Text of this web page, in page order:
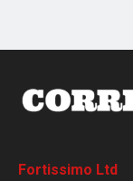
Fortissimo Ltd